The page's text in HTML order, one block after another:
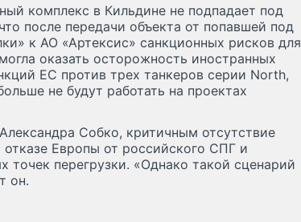
комплекс в Кильдине не подпадает под
после передачи объекта от попавшей под
к АО «Артексис» санкционных рисков для
оказать осторожность иностранных
ЕС против трех танкеров серии North,
не будут работать на проектах
Собко, критичным отсутствие
Европы от российского СПГ и
точек перегрузки. «Однако такой сценарий
он.